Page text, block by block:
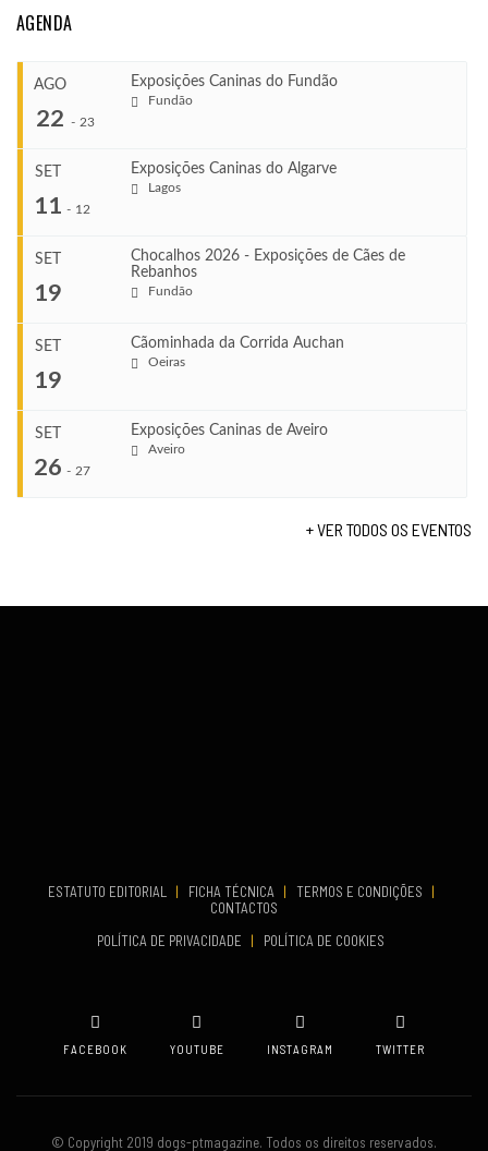
AGENDA
AGO
22 - 23
Exposições Caninas do Fundão
Fundão
Ago 22, 2026
Ago 23, 2026
VENUE
SET
11 - 12
Exposições Caninas do Algarve
Lagos
Set 11, 2026
Set 12, 2026
VENUE
SET
19
Chocalhos 2026 - Exposições de Cães de
Rebanhos
Fundão
Set 19, 2026
SET
19
Cãominhada da Corrida Auchan
Oeiras
SET
26 - 27
Exposições Caninas de Aveiro
Aveiro
+ VER TODOS OS EVENTOS
ESTATUTO EDITORIAL | FICHA TÉCNICA | TERMOS E CONDIÇÕES
|
CONTACTOS
POLÍTICA DE PRIVACIDADE
| POLÍTICA DE COOKIES
FACEBOOK YOUTUBE INSTAGRAM TWITTER
© Copyright 2019 dogs-ptmagazine. Todos os direitos reservados.